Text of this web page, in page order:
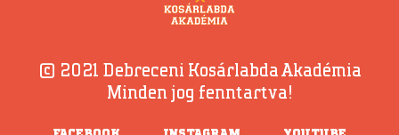
© 2021 Debreceni Kosárlabda Akadémia
Minden jog fenntartva!